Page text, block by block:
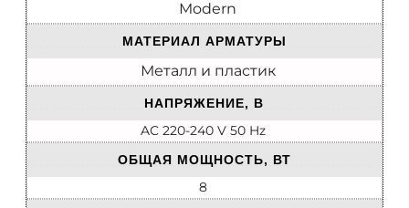
Modern
МАТЕРИАЛ АРМАТУРЫ
Металл и пластик
НАПРЯЖЕНИЕ, В
AC 220-240 V 50 Hz
ОБЩАЯ МОЩНОСТЬ, ВТ
8